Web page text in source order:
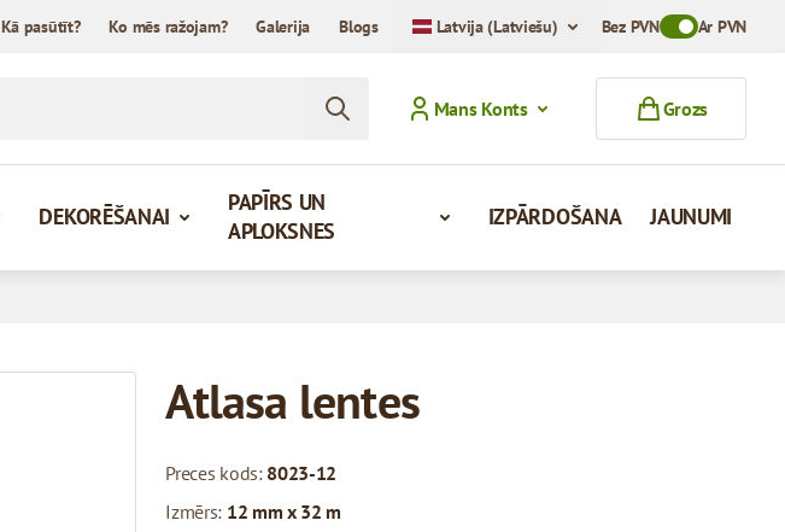
Kā pasūtīt? Ko mēs ražojam? Galerija Blogs Latvija (Latviešu) Bez PVNToggle VAT
Ar PVN
Mans Konts
Grozs
DEKORĒŠANAI
PAPĪRS UN
APLOKSNES
IZPĀRDOŠANA JAUNUMI
Atlasa lentes
Preces kods: 8023-12
Izmērs: 12 mm x 32 m